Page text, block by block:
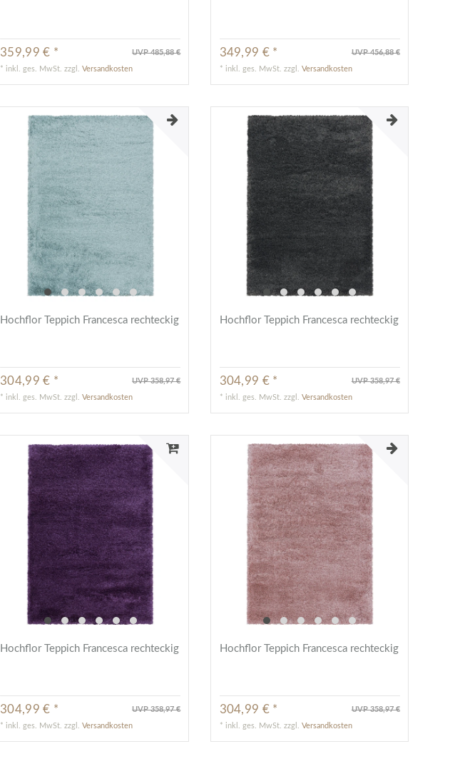
UVP 485,88 €
359,99 € *
* inkl. ges. MwSt. zzgl.Versandkosten
UVP 456,88 €
349,99 € *
* inkl. ges. MwSt. zzgl. Versandkosten
Hochflor Teppich Francesca rechteckig
UVP 358,97 €
304,99 € *
* inkl. ges. MwSt. zzgl.Versandkosten
Hochflor Teppich Francesca rechteckig
UVP 358,97 €
304,99 € *
* inkl. ges. MwSt. zzgl. Versandkosten
Hochflor Teppich Francesca rechteckig
UVP 358,97 €
304,99 € *
* inkl. ges. MwSt. zzgl.Versandkosten
Hochflor Teppich Francesca rechteckig
UVP 358,97 €
304,99 € *
* inkl. ges. MwSt. zzgl. Versandkosten